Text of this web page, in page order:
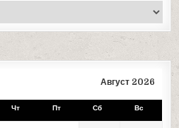
Август 2026
Чт Пт Сб Вс